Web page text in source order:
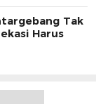
Tak
Harus